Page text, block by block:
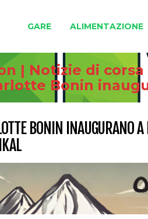
GARE ALIMENTAZIONE
| Notizie di
Bonin
BONIN INAUGURANO